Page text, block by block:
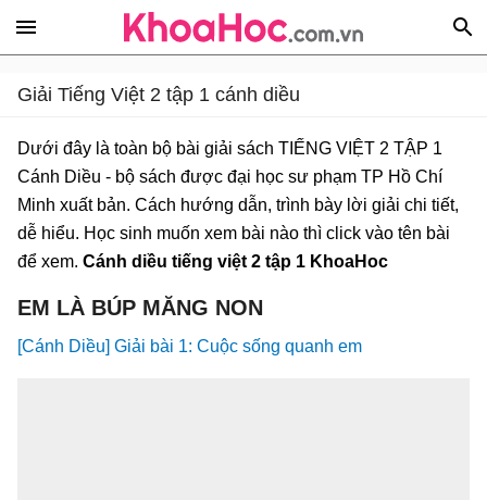
Giải Tiếng Việt 2 tập 1 cánh diều
Dưới đây là toàn bộ bài giải sách TIẾNG VIỆT 2 TẬP 1
Cánh Diều - bộ sách được đại học sư phạm TP Hồ Chí
Minh xuất bản. Cách hướng dẫn, trình bày lời giải chi tiết,
dễ hiểu. Học sinh muốn xem bài nào thì click vào tên bài
để xem. Cánh diều tiếng việt 2 tập 1 KhoaHoc
EM LÀ BÚP MĂNG NON
[Cánh Diều] Giải bài 1: Cuộc sống quanh em